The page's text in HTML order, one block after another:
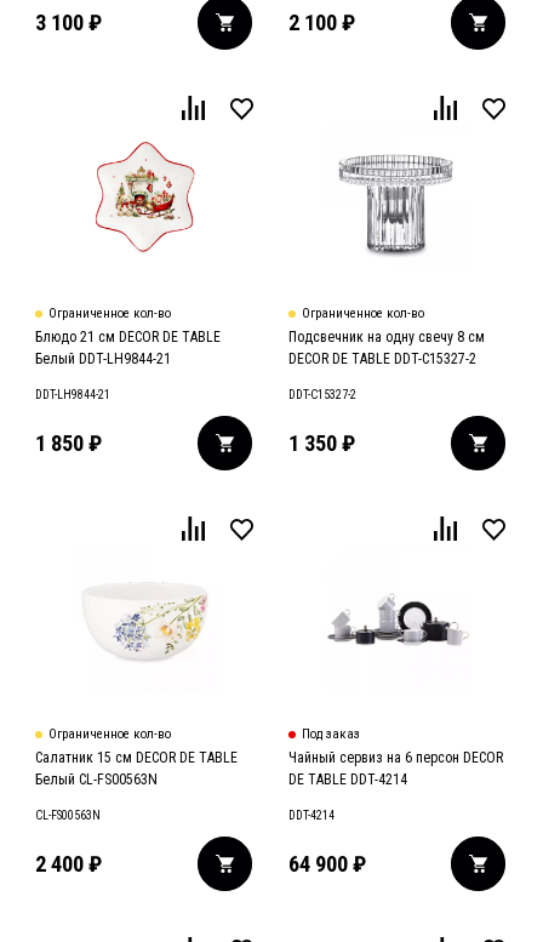
3 100₽ 2 100 ₽
Ограниченное кол-во
Блюдо 21 см DECOR DE TABLE
Белый DDT-LH9844-21
DDT-LH9844-21
1 850₽
Ограниченное кол-во
Подсвечник на одну свечу 8 см
DECOR DE TABLE DDT-C15327-2
DDT-C15327-2
1 350 ₽
Ограниченное кол-во
Салатник 15 см DECOR DE TABLE
Белый CL-FS00563N
CL-FS00563N
2 400₽
Под заказ
Чайный сервиз на 6 персон DECOR
DE TABLE DDT-4214
DDT-4214
64 900 ₽